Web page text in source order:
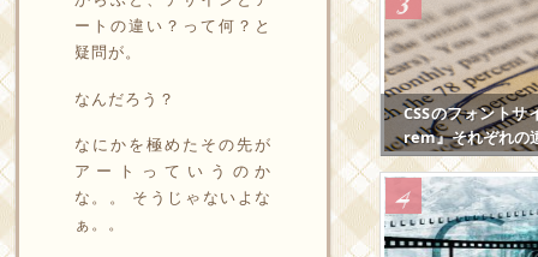
ートの違い？って何？と
疑問が。
なんだろう？
なにかを極めたその先が
アートっていうのか
な。。 そうじゃないよな
ぁ。。
CSSのフォント
rem』それぞれの